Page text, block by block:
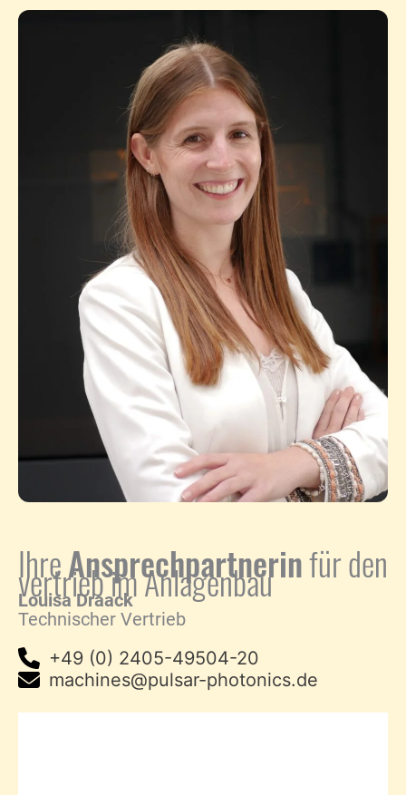
IhreAnsprechpartnerinfür den
vertrieb im Anlagenbau
Louisa Draack
Technischer Vertrieb
+49 (0) 2405-49504-20
machines@pulsar-photonics.de